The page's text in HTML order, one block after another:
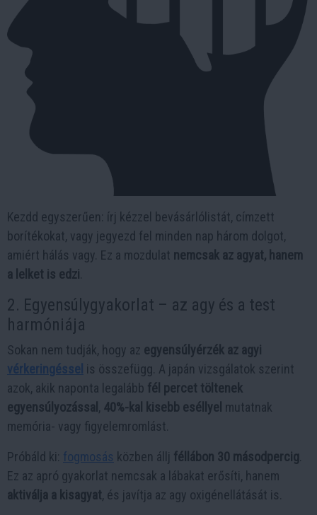
Kezdd egyszerűen: írj kézzel bevásárlólistát, címzett
borítékokat, vagy jegyezd fel minden nap három dolgot,
amiért hálás vagy. Ez a mozdulat nemcsak az agyat, hanem
a lelket is edzi
2. Egyensúlygyakorlat – az agy és a test
harmóniája
Sokan nem tudják, hogy az egyensúlyérzék az agyi
vérkeringéssel is összefügg. A japán vizsgálatok szerint
azok, akik naponta legalább fél percet töltenek
egyensúlyozással , 40%-kal kisebb eséllyel mutatnak
memória- vagy figyelemromlást.
Próbáld ki: fogmosás közben állj féllábon 30 másodpercig
Ez az apró gyakorlat nemcsak a lábakat erősíti, hanem
aktiválja a kisagyat, és javítja az agy oxigénellátását is.